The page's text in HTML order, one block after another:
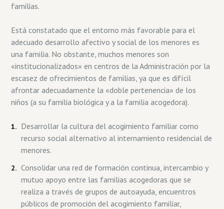
familias.
Está constatado que el entorno más favorable para el
adecuado desarrollo afectivo y social de los menores es
una familia. No obstante, muchos menores son
«institucionalizados» en centros de la Administración por la
escasez de ofrecimientos de familias, ya que es difícil
afrontar adecuadamente la «doble pertenencia» de los
niños (a su familia biológica y a la familia acogedora).
Desarrollar la cultura del acogimiento familiar como
recurso social alternativo al internamiento residencial de
menores.
Consolidar una red de formación continua, intercambio y
mutuo apoyo entre las familias acogedoras que se
realiza a través de grupos de autoayuda, encuentros
públicos de promoción del acogimiento familiar,